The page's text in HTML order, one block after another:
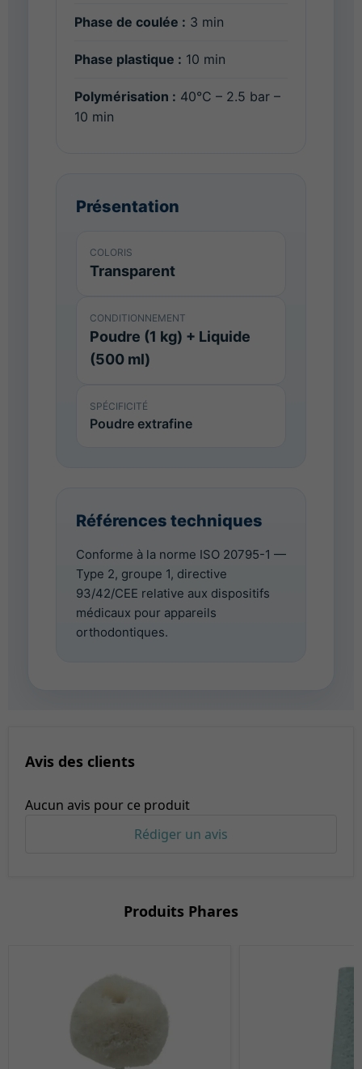
Phase de coulée : 3 min
Phase plastique : 10 min
Polymérisation : 40°C – 2.5 bar –
10 min
Présentation
COLORIS
Transparent
CONDITIONNEMENT
Poudre (1 kg) + Liquide
(500 ml)
SPÉCIFICITÉ
Poudre extrafine
Références techniques
Conforme à la norme ISO 20795-1 —
Type 2, groupe 1, directive
93/42/CEE relative aux dispositifs
médicaux pour appareils
orthodontiques.
Avis des clients
Aucun avis pour ce produit
Rédiger un avis
Produits Phares